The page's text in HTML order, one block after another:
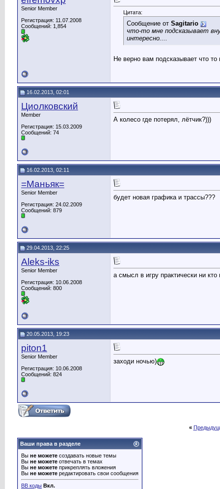
Senior Member
Регистрация: 11.07.2008
Сообщений: 1,854
Цитата:
Сообщение от Sagitario
что-то мне подсказывает
интересно....
Не верно вам подсказывает что то
16.02.2013, 02:01
Циолковский
Member
Регистрация: 15.03.2009
Сообщений: 74
А колесо где потерял, лётчик?)))
16.02.2013, 02:11
=Маньяк=
Senior Member
Регистрация: 24.02.2009
Сообщений: 879
будет новая графика и трассы???
29.04.2013, 22:25
Aleks-iks
Senior Member
Регистрация: 10.06.2008
Сообщений: 800
а смысл в игру практически ни
20.05.2013, 19:23
piton1
Senior Member
Регистрация: 10.06.2008
Сообщений: 824
заходи ночью)
«
Ваши права в разделе
Вы не можете создавать новые темы
Вы не можете отвечать в темах
Вы не можете прикреплять вложения
Вы не можете редактировать свои сообщения
BB коды Вкл.